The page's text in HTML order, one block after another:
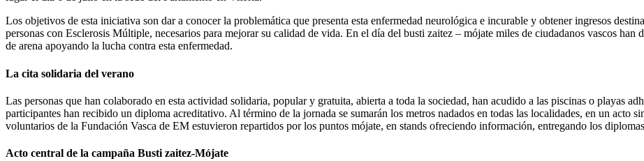
Los objetivos de esta iniciativa son dar a conocer la problemática que presenta esta enfermedad neurológica e incurable y obtener ingresos
personas con Esclerosis Múltiple, necesarios para mejorar su calidad de vida. En el día del busti zaitez – mójate miles de ciudadanos vascos han
de arena apoyando la lucha contra esta enfermedad.
La cita solidaria del verano
Las personas que han colaborado en esta actividad solidaria, popular y gratuita, abierta a toda la sociedad, han acudido a las piscinas o playas
participantes han recibido un diploma acreditativo. Al término de la jornada se sumarán los metros nadados en todas las localidades, en un acto
voluntarios de la Fundación Vasca de EM estuvieron repartidos por los puntos mójate, en stands ofreciendo información, entregando los
Acto central de la campaña Busti zaitez-Mójate